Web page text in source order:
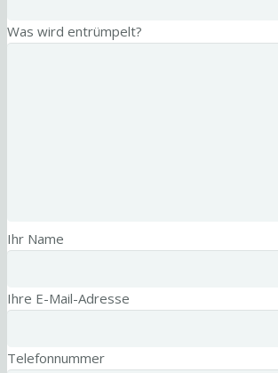
Was wird entrümpelt?
Ihr Name
Ihre E-Mail-Adresse
Telefonnummer